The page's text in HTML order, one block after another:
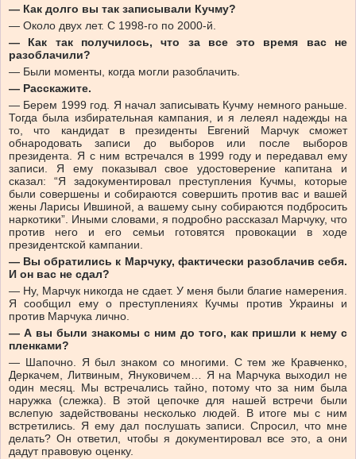
— Как долго вы так записывали Кучму?
— Около двух лет. С 1998-го по 2000-й.
— Как так получилось, что за все это время вас не
разоблачили?
— Были моменты, когда могли разоблачить.
— Расскажите.
— Берем 1999 год. Я начал записывать Кучму немного раньше.
Тогда была избирательная кампания, и я лелеял надежды на
то, что кандидат в президенты Евгений Марчук сможет
обнародовать записи до выборов или после выборов
президента. Я с ним встречался в 1999 году и передавал ему
записи. Я ему показывал свое удостоверение капитана и
сказал: “Я задокументировал преступления Кучмы, которые
были совершены и собираются совершить против вас и вашей
жены Ларисы Ившиной, а вашему сыну собираются подбросить
наркотики”. Иными словами, я подробно рассказал Марчуку, что
против него и его семьи готовятся провокации в ходе
президентской кампании.
— Вы обратились к Марчуку, фактически разоблачив себя.
И он вас не сдал?
— Ну, Марчук никогда не сдает. У меня были благие намерения.
Я сообщил ему о преступлениях Кучмы против Украины и
против Марчука лично.
— А вы были знакомы с ним до того, как пришли к нему с
пленками?
— Шапочно. Я был знаком со многими. С тем же Кравченко,
Деркачем, Литвиным, Януковичем… Я на Марчука выходил не
один месяц. Мы встречались тайно, потому что за ним была
наружка (слежка). В этой цепочке для нашей встречи были
вслепую задействованы несколько людей. В итоге мы с ним
встретились. Я ему дал послушать записи. Спросил, что мне
делать? Он ответил, чтобы я документировал все это, а они
дадут правовую оценку.